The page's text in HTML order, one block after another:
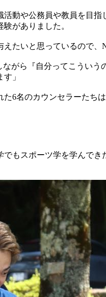
動や公務員や教員を目
がありました。
たいと思っているので
がら『自分ってこうい
」
6名のカウンセラーた
もスポーツ学を学んで